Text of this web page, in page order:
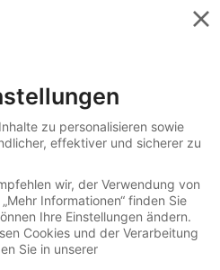
A. Lange & Söhne
1A mit Repetition,
zu personalisieren sowie
effektiver und sicherer zu
wir, der Verwendung von
Informationen“ finden Sie
Ihre Einstellungen ändern.
Cookies und der Verarbeitung
Sie in unserer